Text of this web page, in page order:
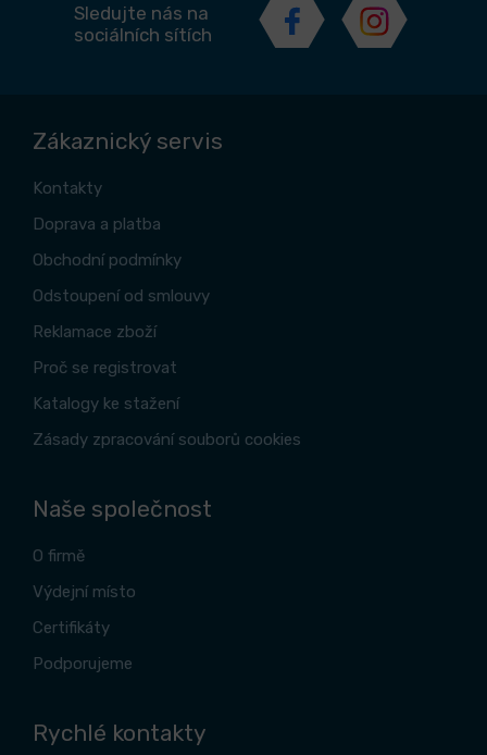
Sledujte nás na
sociálních sítích
Zákaznický servis
Kontakty
Doprava a platba
Obchodní podmínky
Odstoupení od smlouvy
Reklamace zboží
Proč se registrovat
Katalogy ke stažení
Zásady zpracování souborů cookies
Naše společnost
O firmě
Výdejní místo
Certifikáty
Podporujeme
Rychlé kontakty